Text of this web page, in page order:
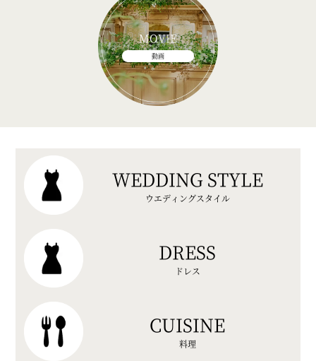
MOVIE
動画
WEDDING STYLE
ウエディングスタイル
DRESS
ドレス
CUISINE
料理